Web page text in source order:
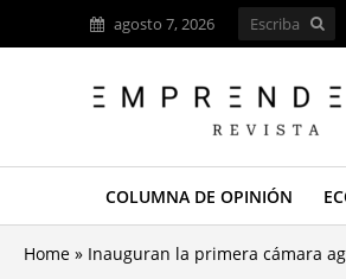
agosto 7, 2026
COLUMNA DE OPINIÓN
Home » Inauguran la primera cámara